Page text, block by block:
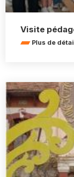
Visite
Plus de